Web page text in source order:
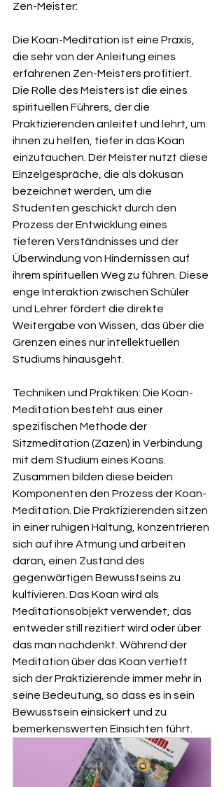
Zen-Meister:
Die Koan-Meditation ist eine Praxis,
die sehr von der Anleitung eines
erfahrenen Zen-Meisters profitiert.
Die Rolle des Meisters ist die eines
spirituellen Führers, der die
Praktizierenden anleitet und lehrt, um
ihnen zu helfen, tiefer in das Koan
einzutauchen. Der Meister nutzt diese
Einzelgespräche, die als dokusan
bezeichnet werden, um die
Studenten geschickt durch den
Prozess der Entwicklung eines
tieferen Verständnisses und der
Überwindung von Hindernissen auf
ihrem spirituellen Weg zu führen. Diese
enge Interaktion zwischen Schüler
und Lehrer fördert die direkte
Weitergabe von Wissen, das über die
Grenzen eines nur intellektuellen
Studiums hinausgeht.
Techniken und Praktiken: Die Koan-
Meditation besteht aus einer
spezifischen Methode der
Sitzmeditation (Zazen) in Verbindung
mit dem Studium eines Koans.
Zusammen bilden diese beiden
Komponenten den Prozess der Koan-
Meditation. Die Praktizierenden sitzen
in einer ruhigen Haltung, konzentrieren
sich auf ihre Atmung und arbeiten
daran, einen Zustand des
gegenwärtigen Bewusstseins zu
kultivieren. Das Koan wird als
Meditationsobjekt verwendet, das
entweder still rezitiert wird oder über
das man nachdenkt. Während der
Meditation über das Koan vertieft
sich der Praktizierende immer mehr in
seine Bedeutung, so dass es in sein
Bewusstsein einsickert und zu
bemerkenswerten Einsichten führt.